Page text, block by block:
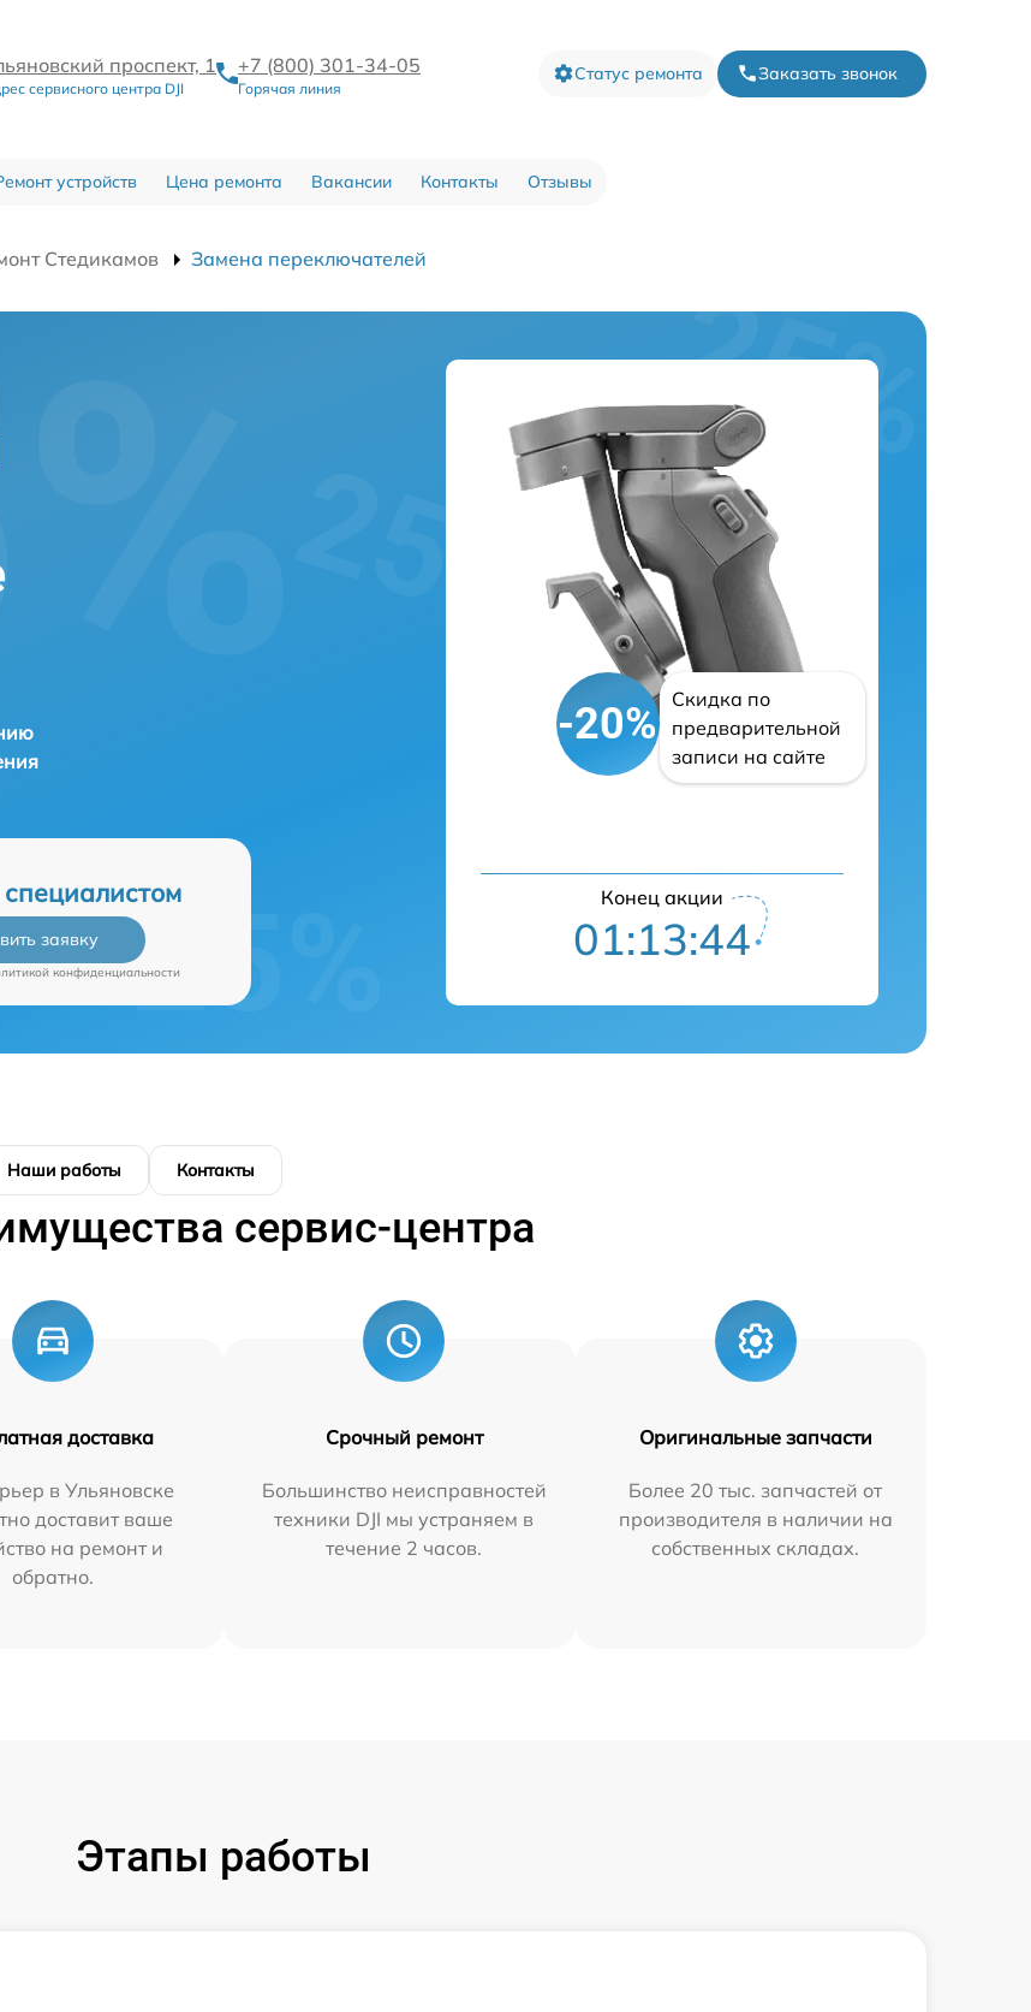
проспект, 1
сервисного центра DJI
+7 (800) 301-34-05
Горячая линия
Статус ремонта Заказать звонок
устройств Цена ремонта Вакансии Контакты Отзывы
Стедикамов Замена переключателей
заявку
конфиденциальности
-20%
Скидка по
предварительной
записи на сайте
Конец акции
01:13:42
Наши работы Контакты
сервис-центра
доставка
в Ульяновске
доставит ваше
на ремонт и
обратно.
Срочный ремонт
Большинство неисправностей
техники DJI мы устраняем в
течение 2 часов.
Оригинальные запчасти
Более 20 тыс. запчастей от
производителя в наличии на
собственных складах.
Этапы работы